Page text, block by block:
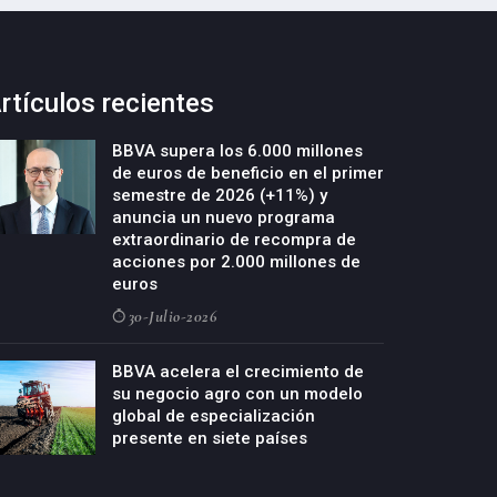
recientes
BBVA supera los 6.000 millones
de euros de beneficio en el primer
semestre de 2026 (+11%) y
anuncia un nuevo programa
extraordinario de recompra de
acciones por 2.000 millones de
euros
30-Julio-2026
BBVA acelera el crecimiento de
su negocio agro con un modelo
global de especialización
presente en siete países